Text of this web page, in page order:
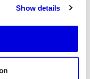
Show details